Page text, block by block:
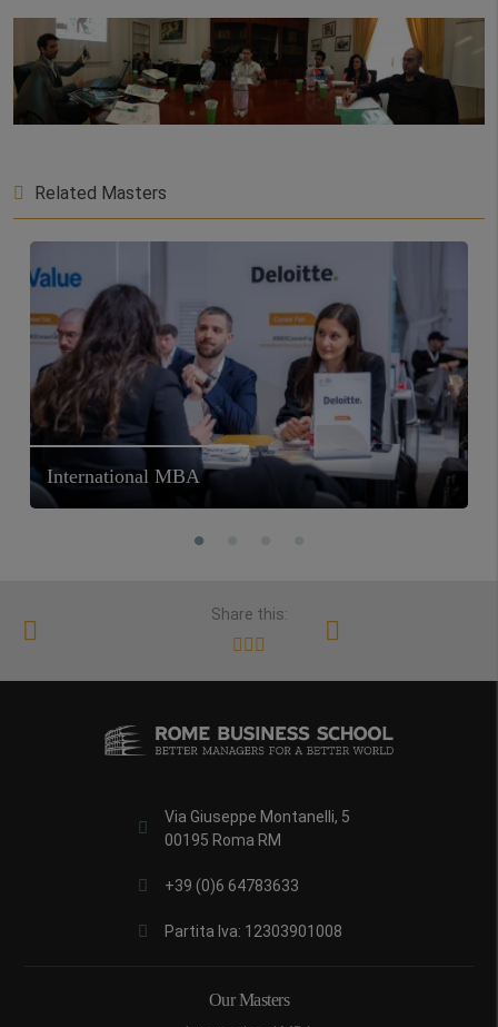
Related Masters
International MBA
Share this:
Via Giuseppe Montanelli, 5
00195 Roma RM
+39 (0)6 64783633
Partita Iva: 12303901008
Our Masters